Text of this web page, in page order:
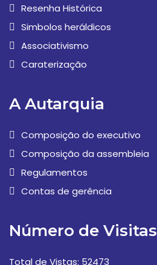
Resenha Histórica
Simbolos heráldicos
Associativismo
Caraterização
A Autarquia
Composição do executivo
Composição da assembleia
Regulamentos
Contas de gerência
Número de Visitas
Total de Vistas: 52473